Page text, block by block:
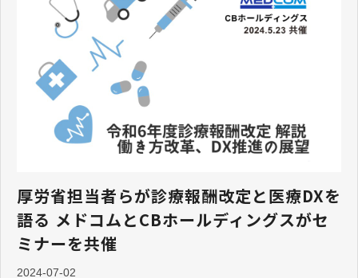
厚労省担当者らが診療報酬改定と医療DXを
語る メドコムとCBホールディングスがセ
ミナーを共催
2024-07-02